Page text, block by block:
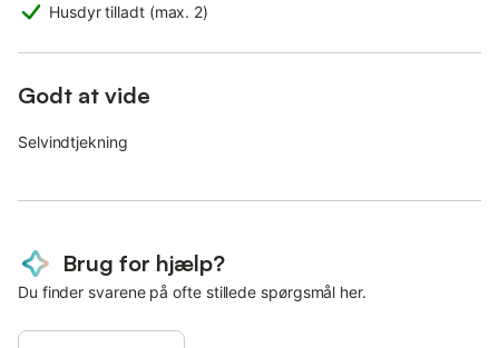
Husdyr tilladt (max. 2)
Godt at vide
Selvindtjekning
Brug for hjælp?
Du finder svarene på ofte stillede spørgsmål her.